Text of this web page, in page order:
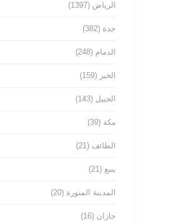
الرياض (1397)
جدة (382)
الدمام (248)
الخبر (159)
الجبيل (143)
مكة (39)
الطائف (21)
ينبع (21)
المدينة المنورة (20)
جازان (16)